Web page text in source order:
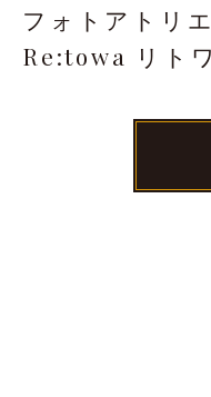
フォトアトリ
Re:towa リト